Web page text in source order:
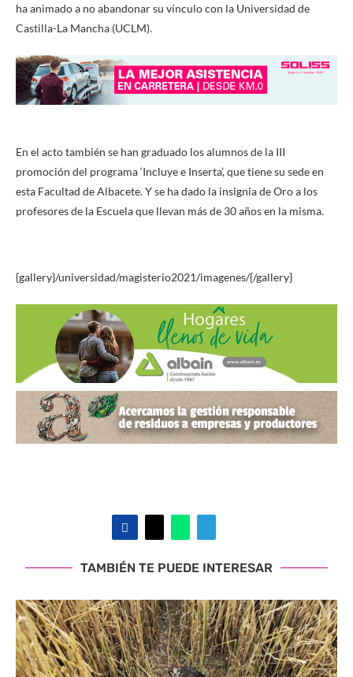
ha animado a no abandonar su vínculo con la Universidad de
Castilla-La Mancha (UCLM).
En el acto también se han graduado los alumnos de la III
promoción del programa ‘Incluye e Inserta’, que tiene su sede en
esta Facultad de Albacete. Y se ha dado la insignia de Oro a los
profesores de la Escuela que llevan más de 30 años en la misma.
{gallery}/universidad/magisterio2021/imagenes/{/gallery}
TAMBIÉN TE PUEDE INTERESAR